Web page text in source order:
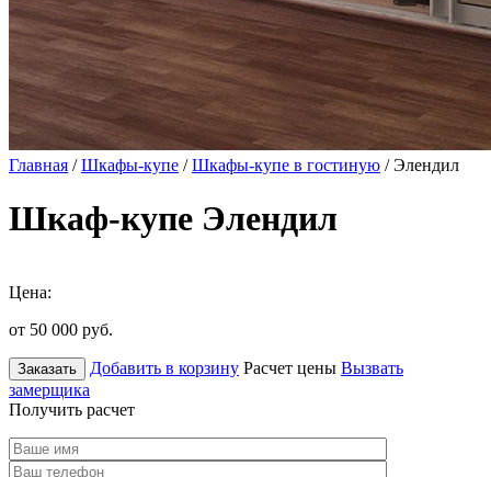
Главная /Шкафы-купе /Шкафы-купе в гостиную / Элендил
Шкаф-купе Элендил
Цена:
от 50 000 руб.
Заказать Добавить в корзину Расчет цены Вызвать
замерщика
Получить расчет